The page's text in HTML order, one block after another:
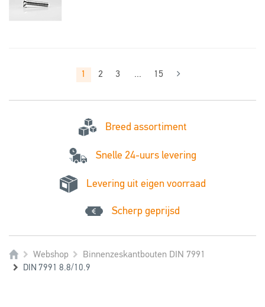
1 2 3 ... 15
Breed assortiment
Snelle 24-uurs levering
Levering uit eigen voorraad
Scherp geprijsd
Webshop Binnenzeskantbouten DIN 7991
DIN 7991 8.8/10.9